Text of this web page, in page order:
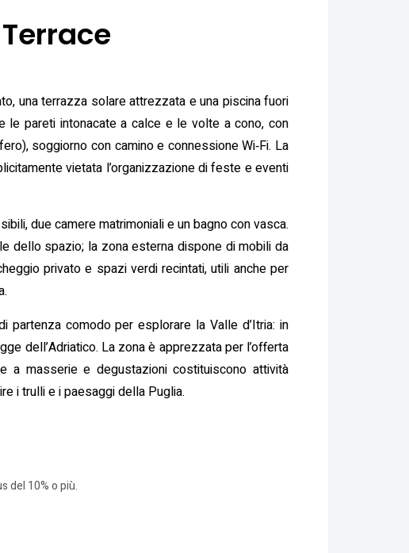
una terrazza solare attrezzata e una piscina fuori
le pareti intonacate a calce e le volte a cono, con
soggiorno con camino e connessione Wi‑Fi. La
vietata l’organizzazione di feste e eventi
due camere matrimoniali e un bagno con vasca.
dello spazio; la zona esterna dispone di mobili da
privato e spazi verdi recintati, utili anche per
partenza comodo per esplorare la Valle d’Itria: in
dell’Adriatico. La zona è apprezzata per l’offerta
a masserie e degustazioni costituiscono attività
i trulli e i paesaggi della Puglia.
del 10% o più.